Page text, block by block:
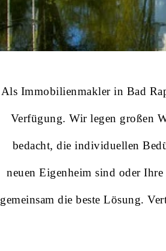
Als Immobilienmakler in Bad
Verfügung. Wir legen großen
bedacht, die individuellen
neuen Eigenheim sind oder
gemeinsam die beste Lösung.